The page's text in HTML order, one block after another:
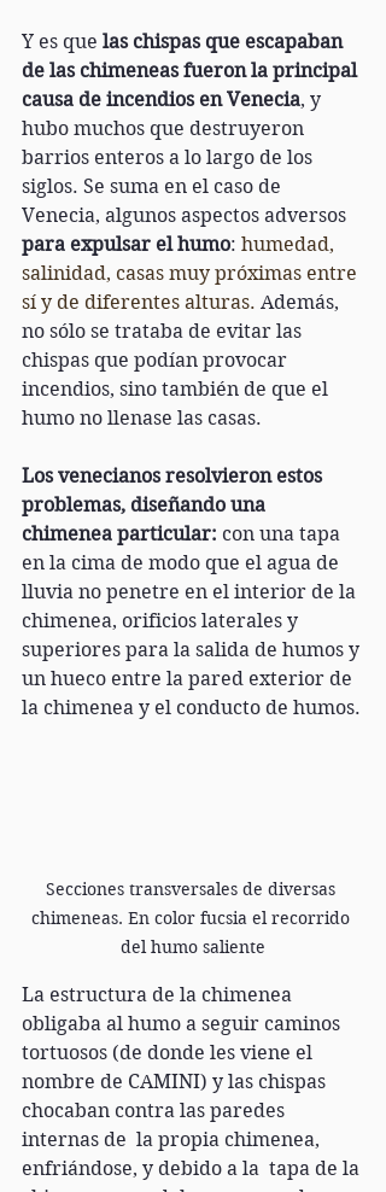
Y es que las chispas que escapaban
de las chimeneas fueron la principal
causa de incendios en Venecia, y
hubo muchos que destruyeron
barrios enteros a lo largo de los
siglos. Se suma en el caso de
Venecia, algunos aspectos adversos
para expulsar el humo: humedad,
salinidad, casas muy próximas entre
sí y de diferentes alturas. Además,
no sólo se trataba de evitar las
chispas que podían provocar
incendios, sino también de que el
humo no llenase las casas.
Los venecianos resolvieron estos
problemas, diseñando una
chimenea particular: con una tapa
en la cima de modo que el agua de
lluvia no penetre en el interior de la
chimenea, orificios laterales y
superiores para la salida de humos y
un hueco entre la pared exterior de
la chimenea y el conducto de humos.
Secciones transversales de diversas
chimeneas. En color fucsia el recorrido
del humo saliente
La estructura de la chimenea
obligaba al humo a seguir caminos
tortuosos (de donde les viene el
nombre de CAMINI) y las chispas
chocaban contra las paredes
internas de  la propia chimenea,
enfriándose, y debido a la  tapa de la